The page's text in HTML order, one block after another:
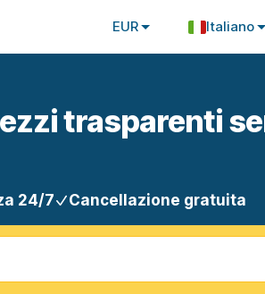
EUR Italiano
trasparenti
24/7 Cancellazione gratuita